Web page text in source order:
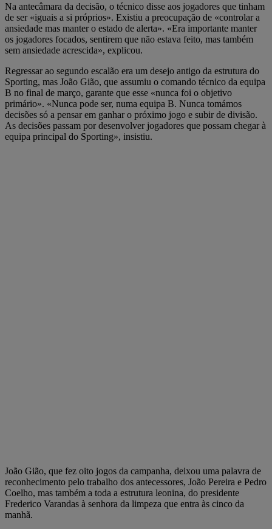
Na antecâmara da decisão, o técnico disse aos jogadores que tinham
de ser «iguais a si próprios». Existiu a preocupação de «controlar a
ansiedade mas manter o estado de alerta». «Era importante manter
os jogadores focados, sentirem que não estava feito, mas também
sem ansiedade acrescida», explicou.
Regressar ao segundo escalão era um desejo antigo da estrutura do
Sporting, mas João Gião, que assumiu o comando técnico da equipa
B no final de março, garante que esse «nunca foi o objetivo
primário». «Nunca pode ser, numa equipa B. Nunca tomámos
decisões só a pensar em ganhar o próximo jogo e subir de divisão.
As decisões passam por desenvolver jogadores que possam chegar à
equipa principal do Sporting», insistiu.
João Gião, que fez oito jogos da campanha, deixou uma palavra de
reconhecimento pelo trabalho dos antecessores, João Pereira e Pedro
Coelho, mas também a toda a estrutura leonina, do presidente
Frederico Varandas à senhora da limpeza que entra às cinco da
manhã.